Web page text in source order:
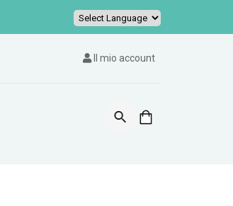
Powered by
Il mio account